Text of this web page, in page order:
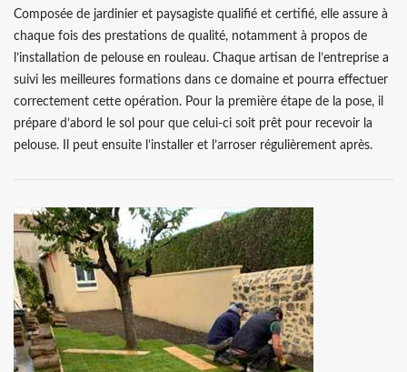
Composée de jardinier et paysagiste qualifié et certifié, elle assure à
chaque fois des prestations de qualité, notamment à propos de
l’installation de pelouse en rouleau. Chaque artisan de l’entreprise a
suivi les meilleures formations dans ce domaine et pourra effectuer
correctement cette opération. Pour la première étape de la pose, il
prépare d’abord le sol pour que celui-ci soit prêt pour recevoir la
pelouse. Il peut ensuite l’installer et l’arroser régulièrement après.